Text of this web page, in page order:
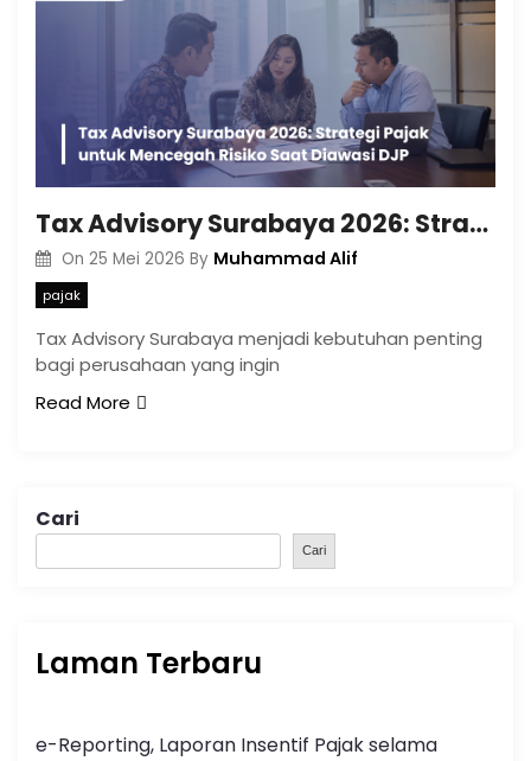
Tax Advisory Surabaya 2026: Strategi Pajak untuk Mencegah Risiko Saat Diawasi DJP
On 25 Mei 2026 By Muhammad Alif
pajak
Tax Advisory Surabaya menjadi kebutuhan penting
bagi perusahaan yang ingin
Read More
Cari
Cari
Laman Terbaru
e-Reporting, Laporan Insentif Pajak selama